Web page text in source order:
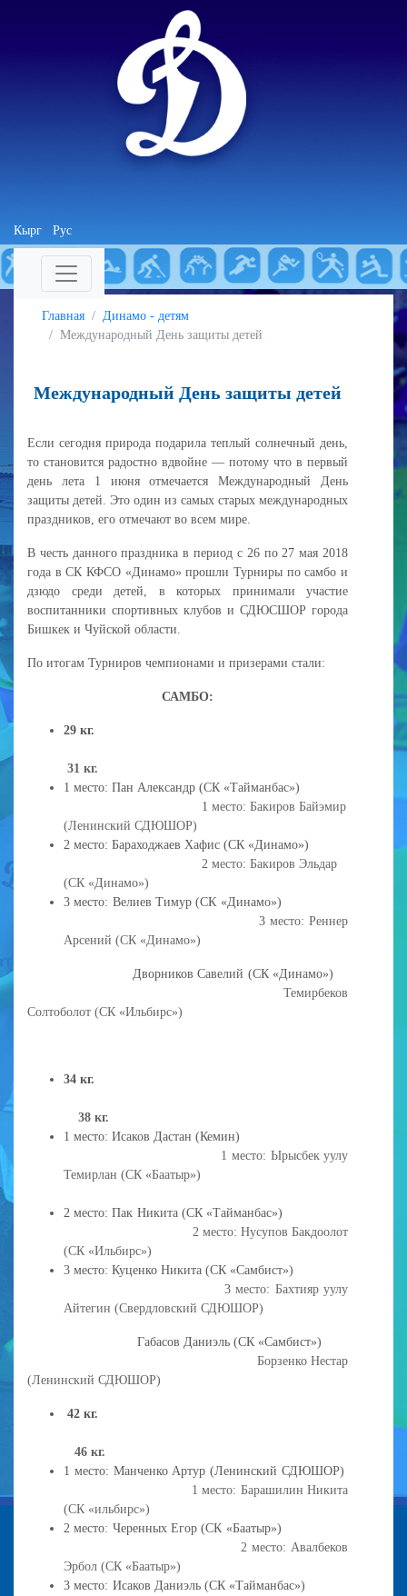
Кырг Рус
Главная
Динамо - детям
Международный День защиты детей
Международный День защиты детей
Если сегодня природа подарила теплый солнечный день,
то становится радостно вдвойне — потому что в первый
день лета 1 июня отмечается Международный День
защиты детей. Это один из самых старых международных
праздников, его отмечают во всем мире.
В честь данного праздника в период с 26 по 27 мая 2018
года в СК КФСО «Динамо» прошли Турниры по самбо и
дзюдо среди детей, в которых принимали участие
воспитанники спортивных клубов и СДЮСШОР города
Бишкек и Чуйской области.
По итогам Турниров чемпионами и призерами стали:
САМБО:
29 кг.
31 кг.
1 место: Пан Александр (СК «Тайманбас»)
1 место: Бакиров Байэмир
(Ленинский СДЮШОР)
2 место: Бараходжаев Хафис (СК «Динамо»)
2 место: Бакиров Эльдар
(СК «Динамо»)
3 место: Велиев Тимур (СК «Динамо»)
3место: Реннер
Арсений (СК «Динамо»)
Дворников Савелий (СК «Динамо»)
Темирбеков
Солтоболот (СК «Ильбирс»)
34 кг.
38 кг.
1 место: Исаков Дастан (Кемин)
1 место: Ырысбек уулу
Темирлан (СК «Баатыр»)
2 место: Пак Никита (СК «Тайманбас»)
2 место: Нусупов Бакдоолот
(СК «Ильбирс»)
3 место: Куценко Никита (СК «Самбист»)
3место: Бахтияр уулу
Айтегин (Свердловский СДЮШОР)
Габасов Даниэль (СК «Самбист»)
Борзенко Нестар
(Ленинский СДЮШОР)
42 кг.
46 кг.
1 место: Манченко Артур (Ленинский СДЮШОР)
1 место: Барашилин Никита
(СК «ильбирс»)
2 место: Черенных Егор (СК «Баатыр»)
2 место: Авалбеков
Эрбол (СК «Баатыр»)
3 место: Исаков Даниэль (СК «Тайманбас»)